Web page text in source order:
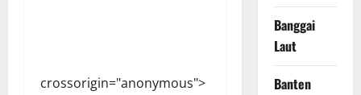
crossorigin="anonymous">
Banggai
Laut
Banten